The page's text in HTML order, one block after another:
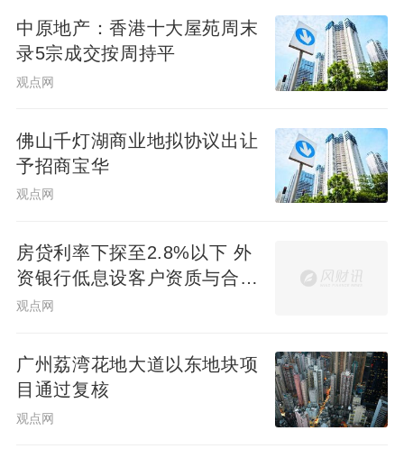
中原地产：香港十大屋苑周末
录5宗成交按周持平
观点网
佛山千灯湖商业地拟协议出让
予招商宝华
观点网
房贷利率下探至2.8%以下 外
资银行低息设客户资质与合作
渠道门槛
观点网
广州荔湾花地大道以东地块项
目通过复核
观点网